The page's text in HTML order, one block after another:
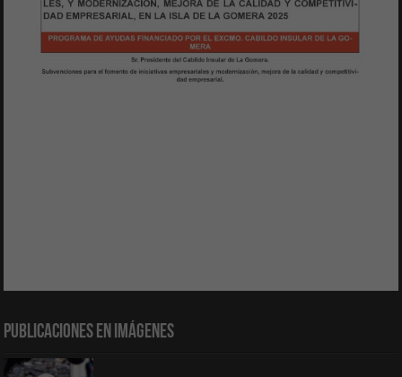
Publicaciones en Imágenes